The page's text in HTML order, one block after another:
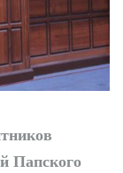
Папского